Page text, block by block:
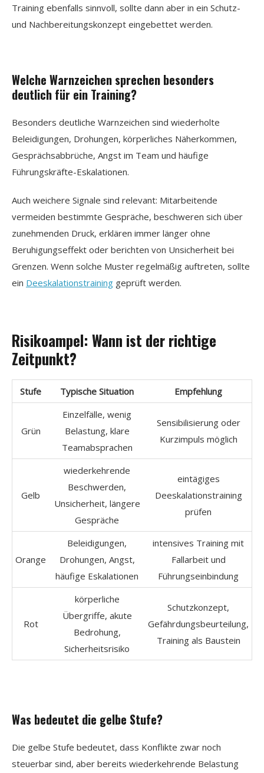
Training ebenfalls sinnvoll, sollte dann aber in ein Schutz-
und Nachbereitungskonzept eingebettet werden.
Welche Warnzeichen sprechen besonders
deutlich für ein Training?
Besonders deutliche Warnzeichen sind wiederholte
Beleidigungen, Drohungen, körperliches Näherkommen,
Gesprächsabbrüche, Angst im Team und häufige
Führungskräfte-Eskalationen.
Auch weichere Signale sind relevant: Mitarbeitende
vermeiden bestimmte Gespräche, beschweren sich über
zunehmenden Druck, erklären immer länger ohne
Beruhigungseffekt oder berichten von Unsicherheit bei
Grenzen. Wenn solche Muster regelmäßig auftreten, sollte
ein Deeskalationstraining geprüft werden.
Risikoampel: Wann ist der richtige
Zeitpunkt?
Stufe Typische Situation Empfehlung
Grün
Einzelfälle, wenig
Belastung, klare
Teamabsprachen
Sensibilisierung oder
Kurzimpuls möglich
Gelb
wiederkehrende
Beschwerden,
Unsicherheit, längere
Gespräche
eintägiges
Deeskalationstraining
prüfen
Orange
Beleidigungen,
Drohungen, Angst,
häufige Eskalationen
intensives Training mit
Fallarbeit und
Führungseinbindung
Rot
körperliche
Übergriffe, akute
Bedrohung,
Sicherheitsrisiko
Schutzkonzept,
Gefährdungsbeurteilung,
Training als Baustein
Was bedeutet die gelbe Stufe?
Die gelbe Stufe bedeutet, dass Konflikte zwar noch
steuerbar sind, aber bereits wiederkehrende Belastung